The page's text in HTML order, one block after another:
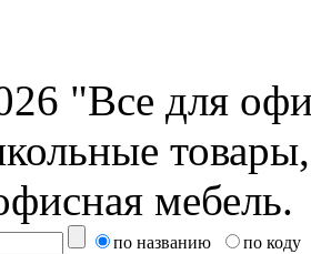
"Все для
мебель.
по названию по коду